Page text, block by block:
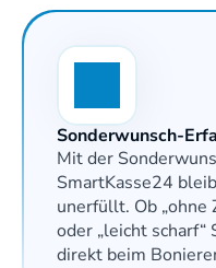
Sonderwunsch-
Mit der
SmartKasse24
unerfüllt. Ob „ohne
oder „leicht
direkt beim